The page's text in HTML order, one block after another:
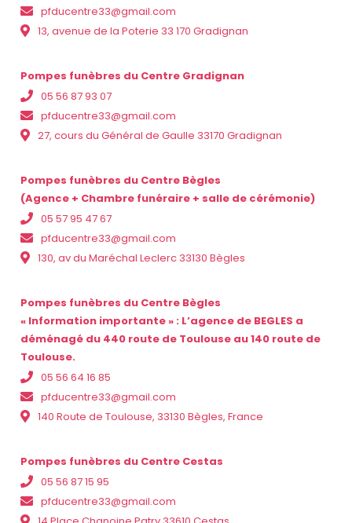
pfducentre33@gmail.com
13, avenue de la Poterie 33 170 Gradignan
Pompes funèbres du Centre Gradignan
05 56 87 93 07
pfducentre33@gmail.com
27, cours du Général de Gaulle 33170 Gradignan
Pompes funèbres du Centre Bègles
(Agence + Chambre funéraire + salle de cérémonie)
05 57 95 47 67
pfducentre33@gmail.com
130, av du Maréchal Leclerc 33130 Bègles
Pompes funèbres du Centre Bègles
« Information importante » : L’agence de BEGLES a
déménagé du 440 route de Toulouse au 140 route de
Toulouse.
05 56 64 16 85
pfducentre33@gmail.com
140 Route de Toulouse, 33130 Bègles, France
Pompes funèbres du Centre Cestas
05 56 87 15 95
pfducentre33@gmail.com